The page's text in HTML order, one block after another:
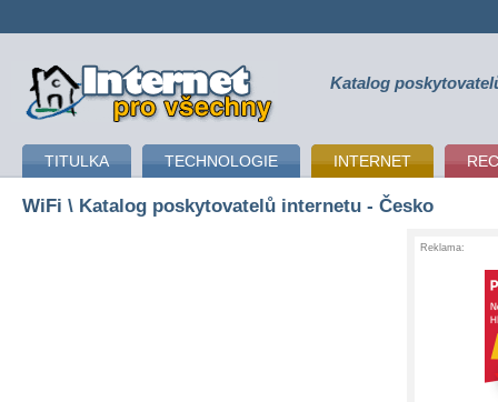
připojení k internetu Katalog
TITULKA TECHNOLOGIE INTERNET
WiFi \ Katalog poskytovatelů internetu - Česko
Reklama: